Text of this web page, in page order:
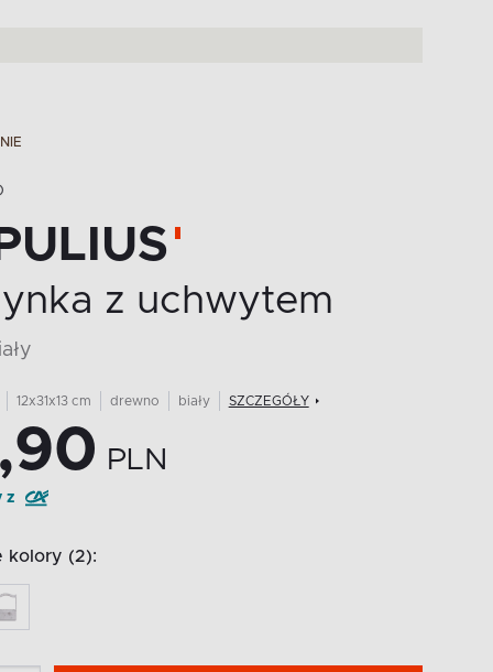
z uchwytem
12x31x13 cm drewno biały SZCZEGÓŁY
PLN
z
kolory (2):